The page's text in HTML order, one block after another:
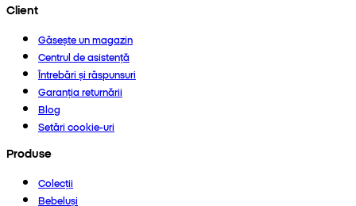
Client
Găsește un magazin
Centrul de asistență
Întrebări și răspunsuri
Garanția returnării
Blog
Setări cookie-uri
Produse
Colecții
Bebeluși